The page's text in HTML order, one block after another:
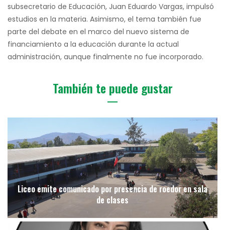
subsecretario de Educación, Juan Eduardo Vargas, impulsó
estudios en la materia. Asimismo, el tema también fue
parte del debate en el marco del nuevo sistema de
financiamiento a la educación durante la actual
administración, aunque finalmente no fue incorporado.
También te puede gustar
Liceo emite comunicado por presencia de roedor en sala
de clases